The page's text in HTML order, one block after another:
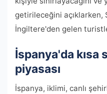
getirileceğini
İngiltere'den gelen
İspanya'da kısa
piyasası
İspanya, iklimi, canlı